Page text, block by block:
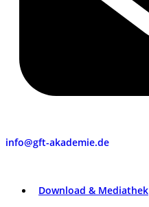
info@gft-akademie.de
Download & Mediathek